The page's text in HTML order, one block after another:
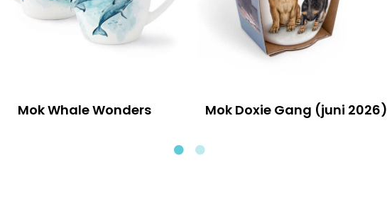
Mok Whale Wonders Mok Doxie Gang (juni 2026)